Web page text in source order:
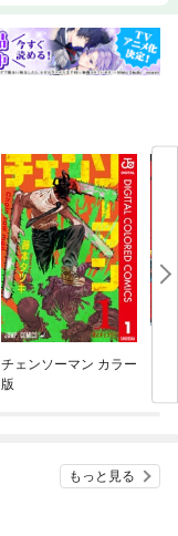
チェンソーマン カラー
版
もっと見る